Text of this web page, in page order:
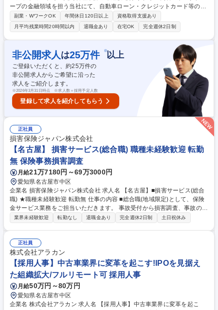
ープの金融領域を担う当社にて、自動車ローン・クレジットカード等の契
約管理業務をご担当いただきます。ご経験に応じて下記の業務の中からお
任せいたします。 【詳細】■各自動車ローン・クレジットカード契約の契
約管理業務■債権回収業務（支払い延滞顧客に対する督促業務）※初期延
滞は電話のみの督促となり、基本的にはご自身で行うのではなく指示を行
った上で顧客対応業務は別のオペレーターが対応いたします。3ヶ月以上
の延滞が続く場合、顧客との直接対応が発生する場合があります。（※基
本は2人1組で対応)■顧客からの返済相談対応■コールセンターオペレータ
ーの管理業務 募集職種 【名古屋】自動車ローン・クレジットカード等の
契約管理業務◎未経験応募可
副業・WワークOK 年間休日120日以上
資格取得支援あり
月平均残業時間20時間以内
退職金あり 在宅OK 完全週休2日制
非公開求人 は25万件 ※以上
ご登録いただくと、約25万件の
非公開求人からご希望に沿った
求人をご紹介します。
※2026年3月31日時点 ※求人数＝採用予定人数
登録して求人を紹介してもらう
正社員
損害保険ジャパン株式会社
【名古屋】 損害サービス(総合職) 職種未経験歓迎 転勤
無 保険事務損害調査
月給21万7180円～69万3000円
愛知県名古屋市中区
企業名 損害保険ジャパン株式会社 求人名 【名古屋】■損害サービス(総合
職) ★職種未経験歓迎 転勤無 仕事の内容 ■総合職(地域限定)として、保険
金サービス業務をご担当いただきます。 事故受付から損害調査、事故の相
手方との交渉などを行い、保険金のお支払いまでを行います。単に保険金
事故対応の最前線です。 ■研修体制： OJT担当が付きながら、最初はシン
プルな案件からお任せしていきますので、未経験の方でもしっかりキャッ
チアップいただける環境です。 ※総合職の為、損害サービス以外のポジシ
ョンへの異動可能性あり 募集職種 【名古屋】■損害サービス(総合職) ★職
種未経験歓迎 転勤無
業界未経験歓迎 転勤なし 退職金あり 完全週休2日制 土日祝休み
正社員
株式会社アラカン
【採用人事】中古車業界に変革を起こす!IPOを見据え
た組織拡大/フルリモート可 採用人事
月給50万円～80万円
愛知県名古屋市中区
企業名 株式会社アラカン 求人名 【採用人事】中古車業界に変革を起こ